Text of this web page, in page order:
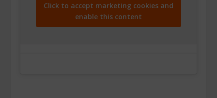
Click to accept marketing cookies and
enable this content